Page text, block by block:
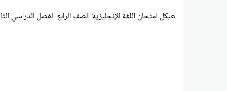
هيكل امتحان اللغة الإنجليزية الصف الرابع الفصل الدراسي الثالث